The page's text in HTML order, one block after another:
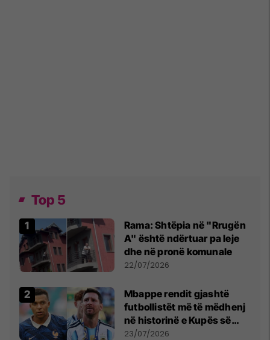
Top 5
Rama: Shtëpia në "Rrugën
A" është ndërtuar pa leje
dhe në pronë komunale
22/07/2026
Mbappe rendit gjashtë
futbollistët më të mëdhenj
në historinë e Kupës së
Botës, Messi mbetet i dyti
23/07/2026